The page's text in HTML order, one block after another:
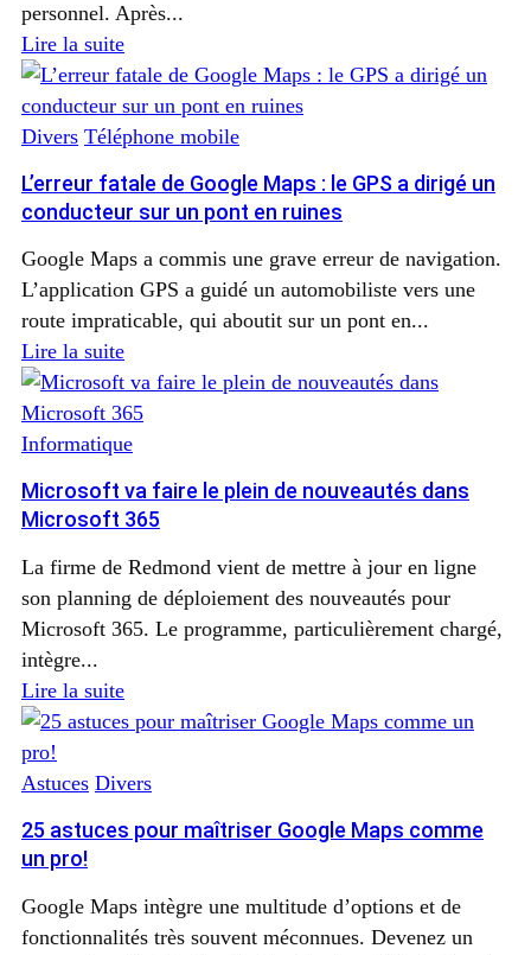
personnel. Après...
Lire la suite
Divers Téléphone mobile
L’erreur fatale de Google Maps : le GPS a dirigé un
conducteur sur un pont en ruines
Google Maps a commis une grave erreur de navigation.
L’application GPS a guidé un automobiliste vers une
route impraticable, qui aboutit sur un pont en...
Lire la suite
Informatique
Microsoft va faire le plein de nouveautés dans
Microsoft 365
La firme de Redmond vient de mettre à jour en ligne
son planning de déploiement des nouveautés pour
Microsoft 365. Le programme, particulièrement chargé,
intègre...
Lire la suite
Astuces Divers
25 astuces pour maîtriser Google Maps comme
un pro!
Google Maps intègre une multitude d’options et de
fonctionnalités très souvent méconnues. Devenez un